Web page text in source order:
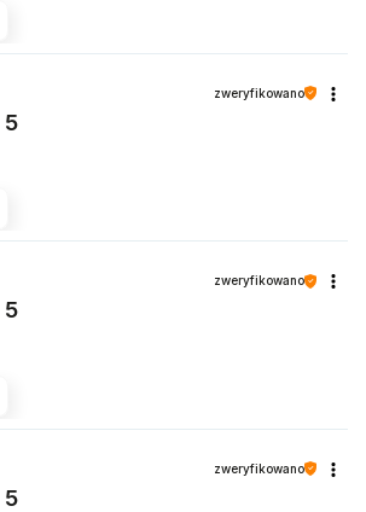
zweryfikowano
5
zweryfikowano
5
zweryfikowano
5